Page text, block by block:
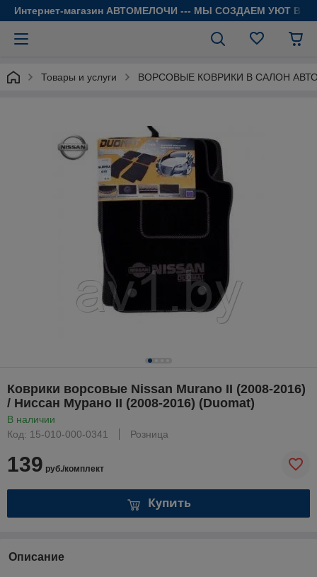
Интернет-магазин АВТОМЕЛОЧИ --- МЫ СОЗДАЕМ УЮТ В
Товары и услуги ВОРСОВЫЕ КОВРИКИ В САЛОН
Коврики ворсовые Nissan Murano II (2008-2016)
/ Ниссан Мурано II (2008-2016) (Duomat)
В наличии
Код: 15-010-000-0341
Розница
139 руб./комплект
Купить
Описание